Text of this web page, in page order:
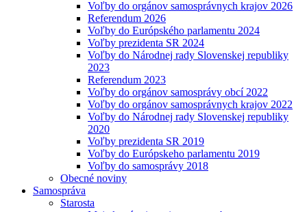
Voľby do orgánov samosprávnych krajov 2026
Referendum 2026
Voľby do Európského parlamentu 2024
Voľby prezidenta SR 2024
Voľby do Národnej rady Slovenskej republiky
2023
Referendum 2023
Voľby do orgánov samosprávy obcí 2022
Voľby do orgánov samosprávnych krajov 2022
Voľby do Národnej rady Slovenskej republiky
2020
Voľby prezidenta SR 2019
Voľby do Európskeho parlamentu 2019
Voľby do samosprávy 2018
Obecné noviny
Samospráva
Starosta